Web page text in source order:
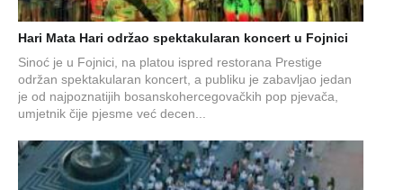
Hari Mata Hari održao spektakularan koncert u Fojnici
Sinoć je u Fojnici, na platou ispred restorana Prestige
održan spektakularan koncert, a publiku je zabavljao jedan
je od najpoznatijih bosanskohercegovačkih pop pjevača,
umjetnik čije pjesme već decen...